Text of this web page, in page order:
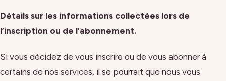
Détails sur les informations collectées lors de
l’inscription ou de l’abonnement.
Si vous décidez de vous inscrire ou de vous abonner à
certains de nos services, il se pourrait que nous vous